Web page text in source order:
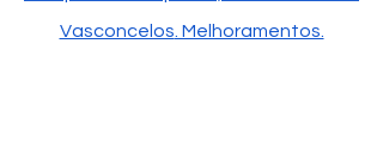
Vasconcelos. Melhoramentos.